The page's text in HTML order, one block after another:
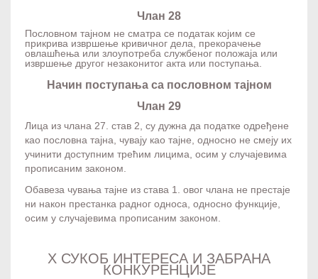
Члан 28
Пословном тајном не сматра се податак којим се
прикрива извршење кривичног дела, прекорачење
овлашћења или злоупотреба службеног положаја или
извршење другог незаконитог акта или поступања.
Начин поступања са пословном тајном
Члан 29
Лица из члана 27. став 2, су дужна да податке одређене
као пословна тајна, чувају као тајне, односно не смеју их
учинити доступним трећим лицима, осим у случајевима
прописаним законом.
Обавеза чувања тајне из става 1. овог члана не престаје
ни након престанка радног односа, односно функције,
осим у случајевима прописаним законом.
X СУКОБ ИНТЕРЕСА И ЗАБРАНА
КОНКУРЕНЦИЈЕ